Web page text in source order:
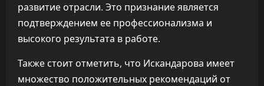
развитие отрасли. Это признание является
подтверждением ее профессионализма и
высокого результата в работе.
Также стоит отметить, что Искандарова имеет
множество положительных рекомендаций от